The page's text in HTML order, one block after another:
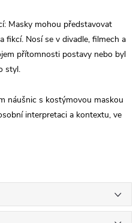
Masky mohou představovat
fikcí. Nosí se v divadle, filmech a
přítomnosti postavy nebo byl
styl.
náušnic s kostýmovou maskou
interpretaci a kontextu, ve